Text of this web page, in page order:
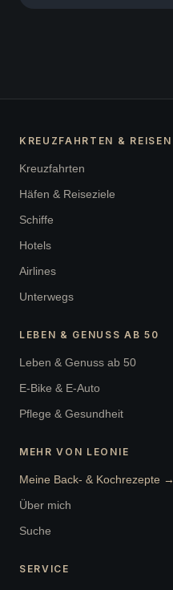
KREUZFAHRTEN & REISEN
Kreuzfahrten
Häfen & Reiseziele
Schiffe
Hotels
Airlines
Unterwegs
LEBEN & GENUSS AB 50
Leben & Genuss ab 50
E-Bike & E-Auto
Pflege & Gesundheit
MEHR VON LEONIE
Meine Back- & Kochrezepte →
Über mich
Suche
SERVICE